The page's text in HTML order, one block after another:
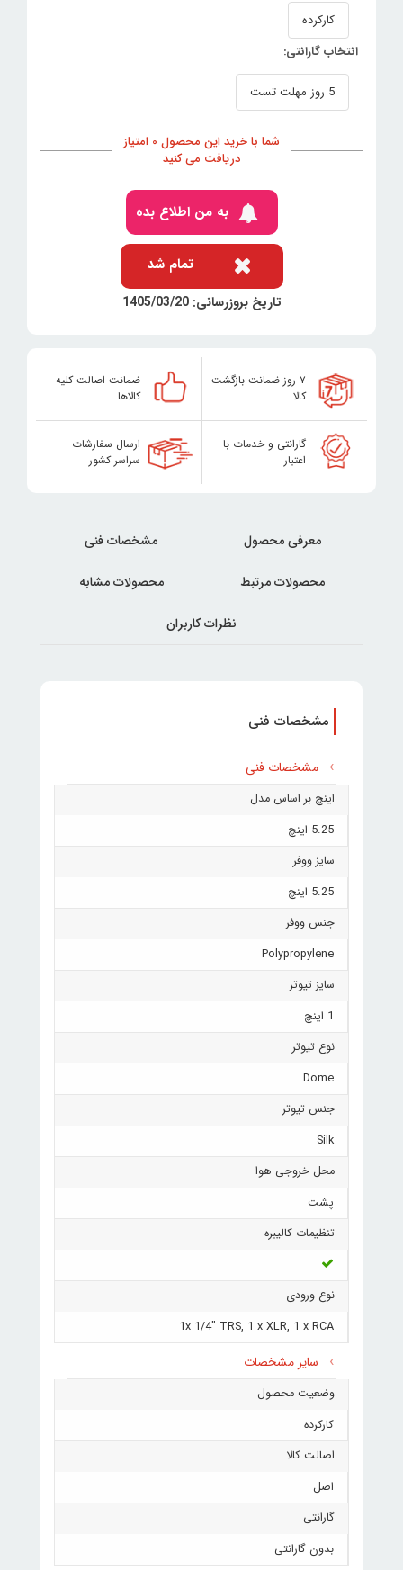
کارکرده
انتخاب گارانتی:
5 روز مهلت تست
شما با خرید این محصول 0 امتیاز
دریافت می کنید
به من اطلاع بده
تمام شد
تاریخ بروزرسانی: 1405/03/20
۷ روز ضمانت بازگشت
کالا
ضمانت اصالت کلیه
کالاها
گارانتی و خدمات با
اعتبار
ارسال سفارشات
سراسر کشور
معرفی محصول مشخصات فنی
محصولات مرتبط محصولات مشابه
نظرات کاربران
مشخصات فنی
مشخصات فنی
اینچ بر اساس مدل
5.25 اینچ
سایز ووفر
5.25 اینچ
جنس ووفر
Polypropylene
سایز تیوتر
1 اینچ
نوع تیوتر
Dome
جنس تیوتر
Silk
محل خروجی هوا
پشت
تنظیمات کالیبره
نوع ورودی
1x 1/4" TRS, 1 x XLR, 1 x RCA
سایر مشخصات
وضعیت محصول
کارکرده
اصالت کالا
اصل
گارانتی
بدون گارانتی